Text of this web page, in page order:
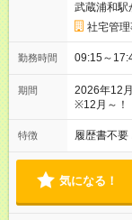
武蔵浦和駅
社宅管
勤務時間 09:15～
期間
2026年12
※12月～！
特徴 履歴書不要
気になる！